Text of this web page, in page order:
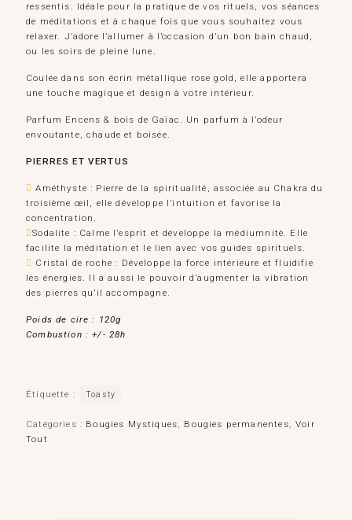
ressentis. Idéale pour la pratique de vos rituels, vos séances
de méditations et à chaque fois que vous souhaitez vous
relaxer. J’adore l’allumer à l’occasion d’un bon bain chaud,
ou les soirs de pleine lune.
Coulée dans son écrin métallique rose gold, elle apportera
une touche magique et design à votre intérieur.
Parfum Encens & bois de Gaïac. Un parfum à l’odeur
envoutante, chaude et boisée.
PIERRES ET VERTUS
Améthyste : Pierre de la spiritualité, associée au Chakra du
troisième œil, elle développe l’intuition et favorise la
concentration.
Sodalite : Calme l’esprit et développe la médiumnité. Elle
facilite la méditation et le lien avec vos guides spirituels.
Cristal de roche : Développe la force intérieure et fluidifie
les énergies. Il a aussi le pouvoir d’augmenter la vibration
des pierres qu’il accompagne.
Poids de cire : 120g
Combustion : +/- 28h
Étiquette : Toasty
Catégories : Bougies Mystiques, Bougies permanentes,Voir
Tout